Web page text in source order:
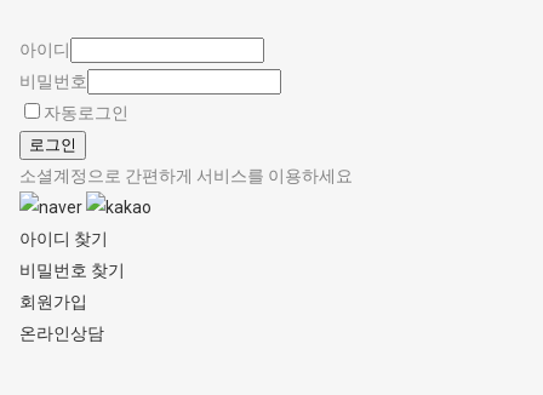
아이디
비밀번호
자동로그인
로그인
소셜계정으로 간편하게 서비스를 이용하세요
아이디 찾기
비밀번호 찾기
회원가입
온라인상담